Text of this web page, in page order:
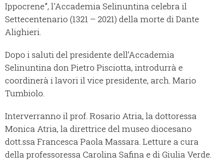
Ippocrene”, l'Accademia Selinuntina celebra il
Settecentenario (1321 – 2021) della morte di Dante
Alighieri.
Dopo i saluti del presidente dell’Accademia
Selinuntina don Pietro Pisciotta, introdurrà e
coordinerà i lavori il vice presidente, arch. Mario
Tumbiolo.
Interverranno il prof. Rosario Atria, la dottoressa
Monica Atria, la direttrice del museo diocesano
dott.ssa Francesca Paola Massara. Letture a cura
della professoressa Carolina Safina e di Giulia Verde.